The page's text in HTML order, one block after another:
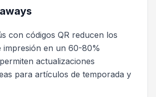
con códigos QR reducen los
impresión en un 60-80%
actualizaciones
para artículos de temporada y